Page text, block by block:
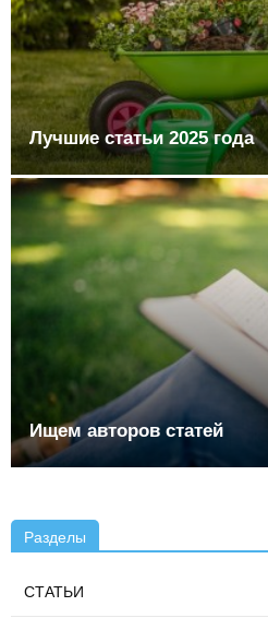
Лучшие статьи 2025 года
Ищем авторов статей
Разделы
СТАТЬИ